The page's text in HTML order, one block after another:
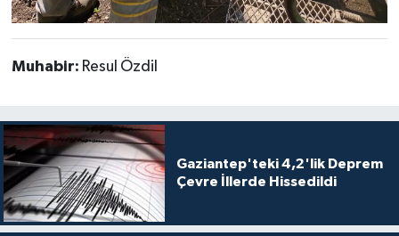
Muhabir: Resul Özdil
Gaziantep'teki 4,2'lik Deprem
Çevre İllerde Hissedildi